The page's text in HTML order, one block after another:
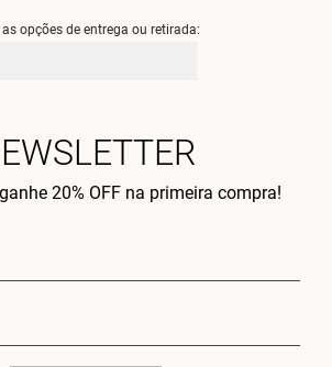
opções de entrega ou retirada:
20% OFF na primeira compra!